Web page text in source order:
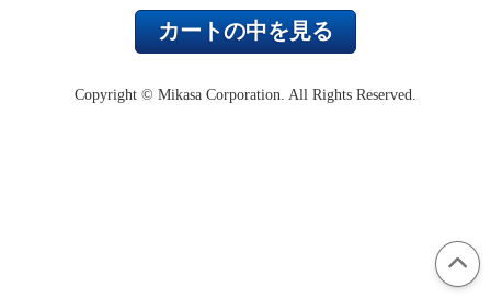
カートの中を見る
Copyright © Mikasa Corporation. All Rights Reserved.